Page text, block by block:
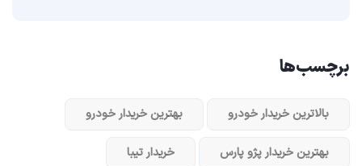
برچسب‌ها
بالاترین خریدار خودرو بهترین خریدار خودرو
بهترین خریدار پژو پارس خریدار تیبا